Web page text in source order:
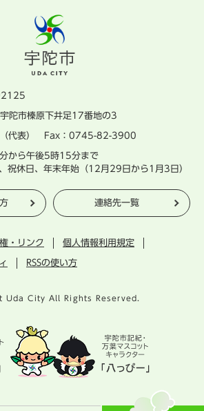
市榛原下井足17番地の3
代表） Fax：0745-82-3900
から午後5時15分まで
祝休日、年末年始（12月29日から1月3日）
連絡先一覧
・リンク 個人情報利用規定
RSSの使い方
Uda City All Rights Reserved.